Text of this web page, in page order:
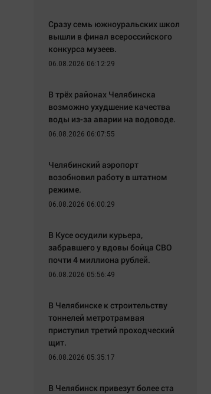
Сразу семь южноуральских школ
вышли в финал всероссийского
конкурса музеев.
06.08.2026 06:12:29
В трёх районах Челябинска
возможно ухудшение качества
воды из-за аварии на водоводе.
06.08.2026 06:07:55
Челябинский аэропорт
возобновил работу в штатном
режиме.
06.08.2026 06:00:29
В Кусе осудили курьера,
забравшего у вдовы бойца СВО
почти 4 миллиона рублей.
06.08.2026 05:56:49
В Челябинске к строительству
тоннелей метротрамвая
приступил третий проходческий
щит.
06.08.2026 05:35:17
В Челябинск привезут более ста